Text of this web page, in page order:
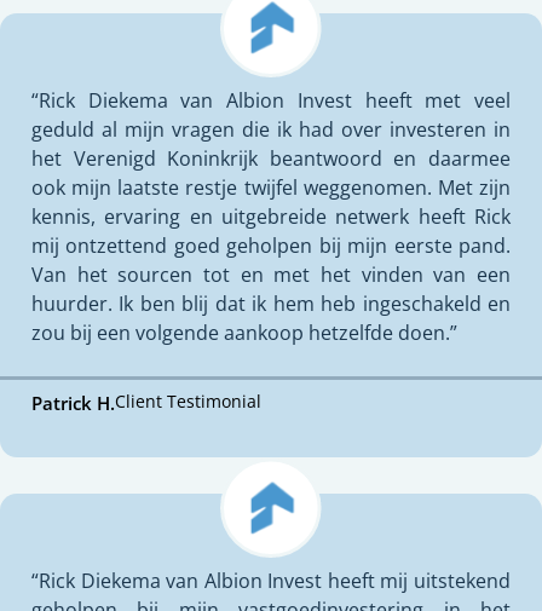
“Rick Diekema van Albion Invest heeft met veel
geduld al mijn vragen die ik had over investeren in
het Verenigd Koninkrijk beantwoord en daarmee
ook mijn laatste restje twijfel weggenomen. Met zijn
kennis, ervaring en uitgebreide netwerk heeft Rick
mij ontzettend goed geholpen bij mijn eerste pand.
Van het sourcen tot en met het vinden van een
huurder. Ik ben blij dat ik hem heb ingeschakeld en
zou bij een volgende aankoop hetzelfde doen.”
Patrick H.Client Testimonial
“Rick Diekema van Albion Invest heeft mij uitstekend